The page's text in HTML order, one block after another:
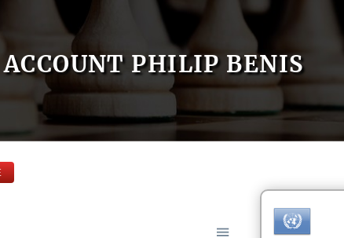
ACCOUNT PHILIP BENIS